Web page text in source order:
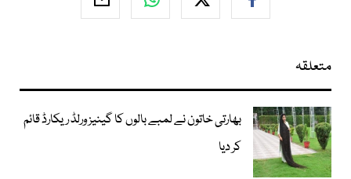
متعلقہ
بھارتی خاتون نے لمبے بالوں کا گینیز ورلڈ ریکارڈ قائم
کر دیا